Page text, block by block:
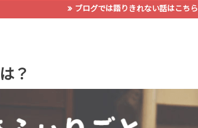
商品（ジャンル選定） 記事の書き方
サーチコンソール
アクセス解析
ブログでは語りきれない話はこちら
？